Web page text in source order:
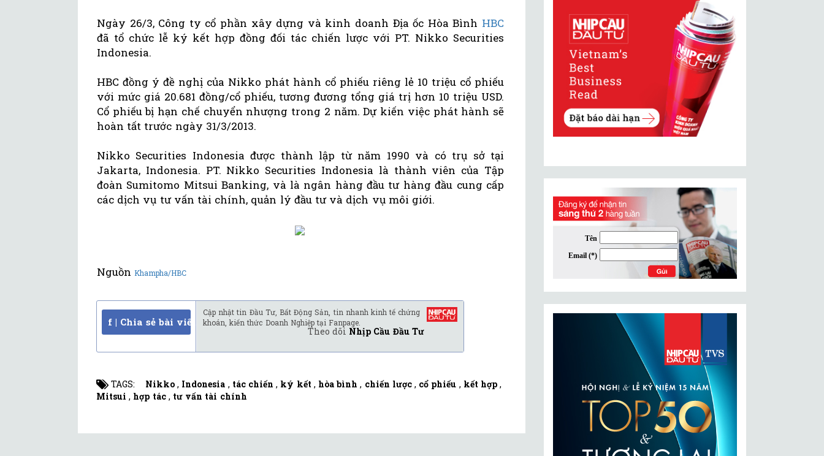
Ngày 26/3, Công ty cổ phần xây dựng và kinh doanh Địa ốc Hòa Bình HBC
đã tổ chức lễ ký kết hợp đồng đối tác chiến lược với PT. Nikko Securities
Indonesia.
HBC đồng ý đề nghị của Nikko phát hành cổ phiếu riêng lẻ 10 triệu cổ phiếu
với mức giá 20.681 đồng/cổ phiếu, tương đương tổng giá trị hơn 10 triệu USD.
Cổ phiếu bị hạn chế chuyển nhượng trong 2 năm. Dự kiến việc phát hành sẽ
hoàn tất trước ngày 31/3/2013.
Nikko Securities Indonesia được thành lập từ năm 1990 và có trụ sở tại
Jakarta, Indonesia. PT. Nikko Securities Indonesia là thành viên của Tập
đoàn Sumitomo Mitsui Banking, và là ngân hàng đầu tư hàng đầu cung cấp
các dịch vụ tư vấn tài chính, quản lý đầu tư và dịch vụ môi giới.
Nguồn Khampha/HBC
f | Chia sẻ bài viết
Cập nhật tin Đầu Tư, Bất Động Sản, tin nhanh kinh tế chứng
khoán, kiến thức Doanh Nghiệp tại Fanpage.
Theo dõi Nhịp Cầu Đầu Tư
TAGS: Nikko , Indonesia , tác chiến ,ký kết ,hòa bình , chiến lược, cổ phiếu , kết hợp ,
Mitsui ,hợp tác, tư vấn tài chính